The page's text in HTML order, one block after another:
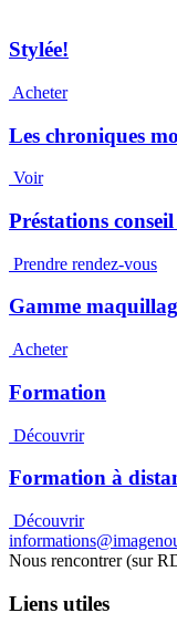
Stylée!
Acheter
Les chroniques
Voir
Préstations
Prendre rendez-vous
Gamme
Acheter
Formation
Découvrir
Formation à
Découvrir
Nous rencontrer (sur
Liens utiles